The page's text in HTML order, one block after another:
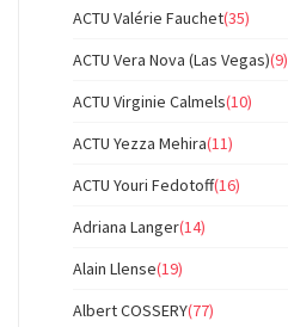
ACTU Valérie Fauchet(35)
ACTU Vera Nova (Las Vegas)(9)
ACTU Virginie Calmels(10)
ACTU Yezza Mehira(11)
ACTU Youri Fedotoff(16)
Adriana Langer(14)
Alain Llense(19)
Albert COSSERY(77)